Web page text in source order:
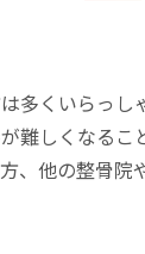
多くいらっ
難しくなる
、他の整骨